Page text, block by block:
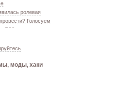
ролевая
Голосуем
TS3
TS3
в игре TS3
.
моды, хаки